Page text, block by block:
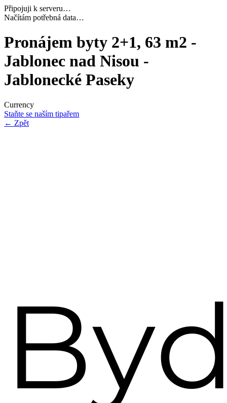
Připojuji k serveru…
Dokončuji inicializaci…
Pronájem byty 2+1, 63 m2 -
Jablonec nad Nisou -
Jablonecké Paseky
Currency
Staňte se naším tipařem
← Zpět